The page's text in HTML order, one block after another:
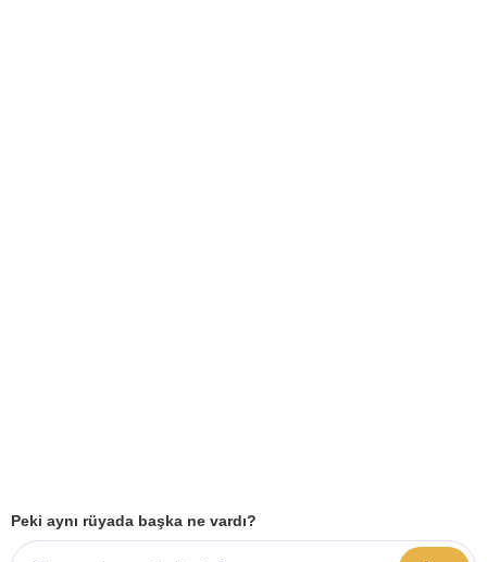
Peki aynı rüyada başka ne vardı?